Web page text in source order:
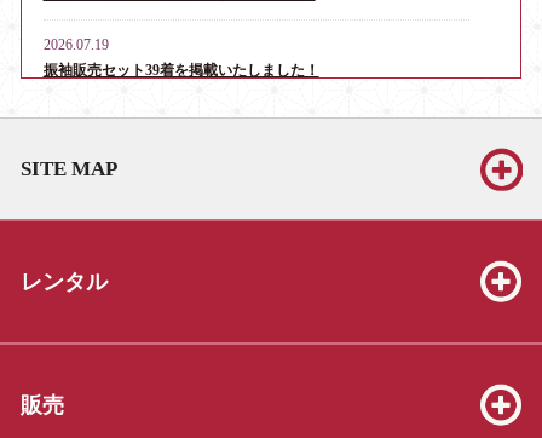
2026.07.19
振袖販売セット39着を掲載いたしました！
2026.06.13
した！
2026.06.13
2026.06.13
した！
2026.05.23
SITE MAP
レンタル
販売